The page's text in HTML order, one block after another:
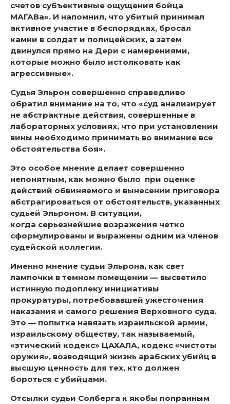
счетов субъективные ощущения бойца
МАГАВа». И напомнил, что убитый принимал
активное участие в беспорядках, бросал
камни в солдат и полицейских, а затем
двинулся прямо на Дери с намерениями,
которые можно было истолковать как
агрессивные».
Судья Эльрон совершенно справедливо
обратил внимание на то, что «суд анализирует
не абстрактные действия, совершенные в
лабораторных условиях, что при установлении
вины необходимо принимать во внимание все
обстоятельства боя».
Это особое мнение делает совершенно
непонятным, как можно было при оценке
действий обвиняемого и вынесении приговора
абстрагироваться от обстоятельств, указанных
судьей Эльроном. В ситуации,
когда серьезнейшие возражения четко
сформулированы и выражены одним из членов
судейской коллегии.
Именно мнение судьи Эльрона, как свет
лампочки в темном помещении — высветило
истинную подоплеку инициативы
прокуратуры, потребовавшей ужесточения
наказания и самого решения Верховного суда.
Это — попытка навязать израильской армии,
израильскому обществу, так называемый,
«этический кодекс» ЦАХАЛА, кодекс «чистоты
оружия», возводящий жизнь арабских убийц в
высшую ценность для тех, кто должен
бороться с убийцами.
Отсылки судьи Солберга к якобы попранным